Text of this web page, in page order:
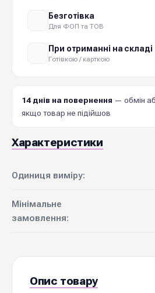
Безготівка
Для ФОП та ТОВ
При отриманні на складі
Готівкою / карткою
14 днів на повернення — обмін
якщо товар не підійшов
Характеристики
Одиниця виміру:
Мінімальне
замовлення:
Опис товару